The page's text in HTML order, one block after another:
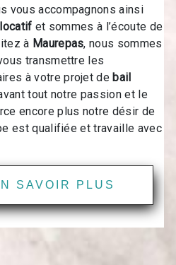
vous accompagnons ainsi
et sommes à l’écoute de
à Maurepas, nous sommes
transmettre les
à votre projet debail
tout notre passion et le
encore plus notre désir de
est qualifiée et travaille avec
SAVOIR PLUS